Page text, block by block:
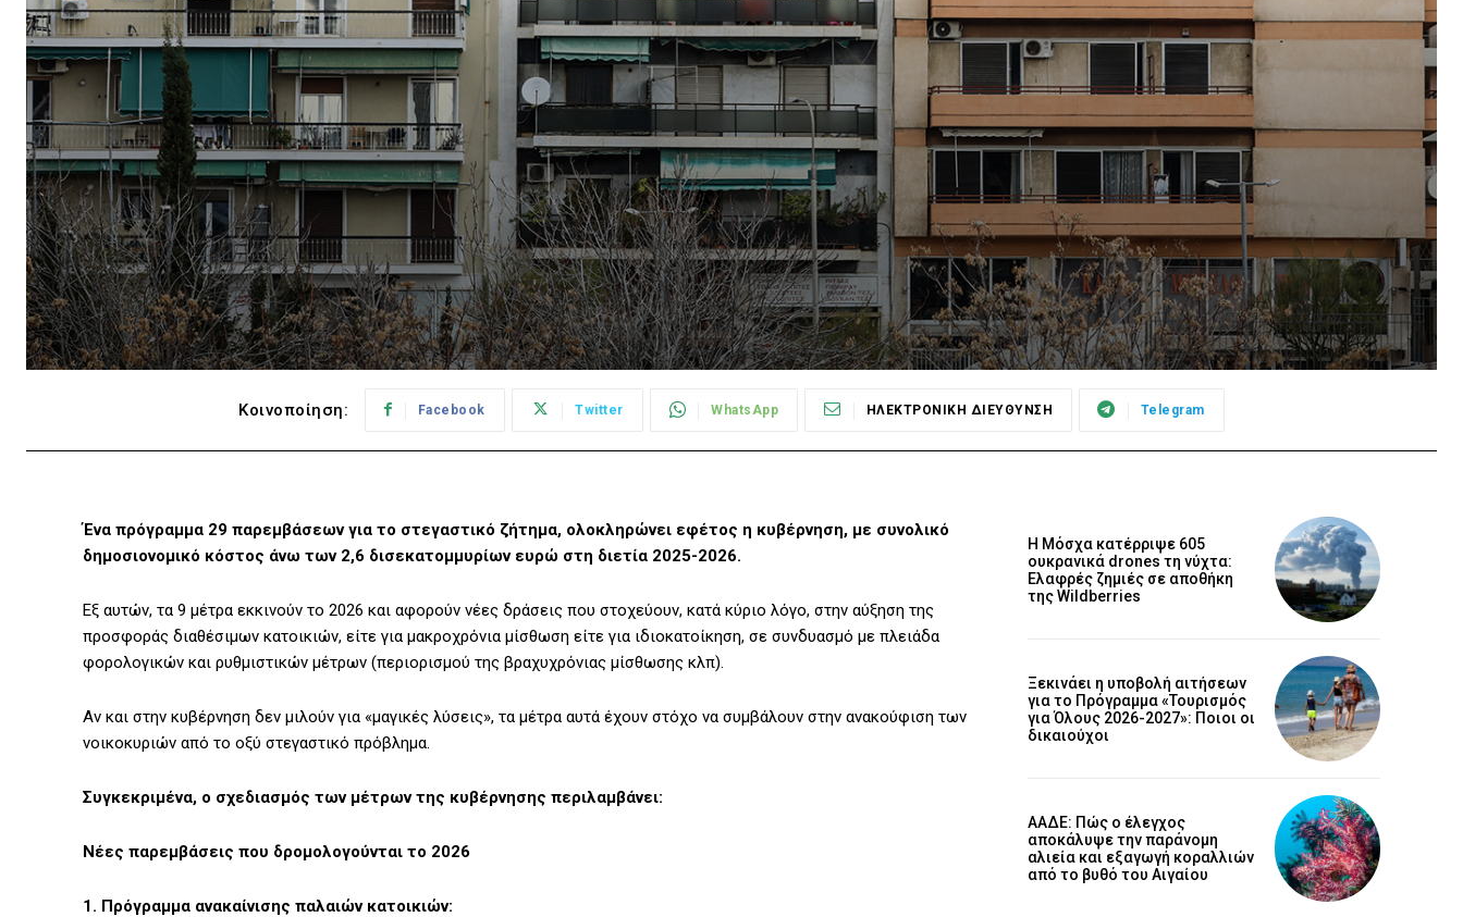
Κοινοποίηση: Facebook Twitter WhatsApp ΗΛΕΚΤΡΟΝΙΚΗ ΔΙΕΥΘΥΝΣΗ Telegram
Ένα πρόγραμμα 29 παρεμβάσεων για το στεγαστικό ζήτημα, ολοκληρώνει εφέτος η κυβέρνηση, με συνολικό
δημοσιονομικό κόστος άνω των 2,6 δισεκατομμυρίων ευρώ στη διετία 2025-2026.
Εξ αυτών, τα 9 μέτρα εκκινούν το 2026 και αφορούν νέες δράσεις που στοχεύουν, κατά κύριο λόγο, στην αύξηση της
προσφοράς διαθέσιμων κατοικιών, είτε για μακροχρόνια μίσθωση είτε για ιδιοκατοίκηση, σε συνδυασμό με πλειάδα
φορολογικών και ρυθμιστικών μέτρων (περιορισμού της βραχυχρόνιας μίσθωσης κλπ).
Αν και στην κυβέρνηση δεν μιλούν για «μαγικές λύσεις», τα μέτρα αυτά έχουν στόχο να συμβάλουν στην ανακούφιση των
νοικοκυριών από το οξύ στεγαστικό πρόβλημα.
Συγκεκριμένα, ο σχεδιασμός των μέτρων της κυβέρνησης περιλαμβάνει:
Νέες παρεμβάσεις που δρομολογούνται το 2026
1. Πρόγραμμα ανακαίνισης παλαιών κατοικιών:
Η Μόσχα κατέρριψε 605
ουκρανικά drones τη νύχτα:
Ελαφρές ζημιές σε αποθήκη
της Wildberries
Ξεκινάει η υποβολή αιτήσεων
για το Πρόγραμμα «Τουρισμός
για Όλους 2026-2027»: Ποιοι οι
δικαιούχοι
ΑΑΔΕ: Πώς ο έλεγχος
αποκάλυψε την παράνομη
αλιεία και εξαγωγή κοραλλιών
από το βυθό του Αιγαίου